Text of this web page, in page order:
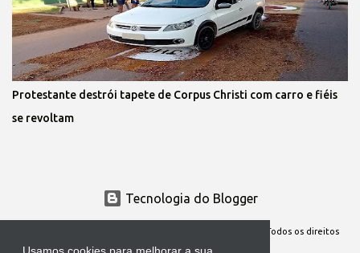
Protestante destrói tapete de Corpus Christi com carro e fiéis
se revoltam
Tecnologia do Blogger
Site Oficial da Comunidade Nossa Senhora cuida de mim. Todos os direitos
reservados